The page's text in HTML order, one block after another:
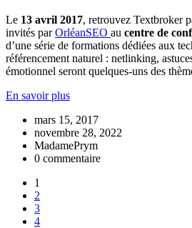
Le 13 avril 2017, retrouvez Textbroker
invités parOrléanSEO au centre de
d’une série de formations dédiées aux
référencement naturel : netlinking,
émotionnel seront quelques-uns des
En savoir plus
mars 15, 2017
novembre 28, 2022
MadamePrym
0 commentaire
1
2
3
4